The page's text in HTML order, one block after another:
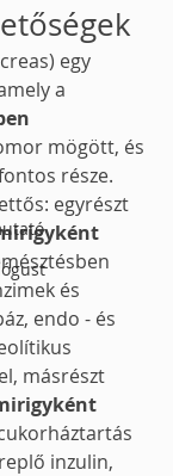
egy
a
mögött, és
része.
egyrészt
és
endo - és
másrészt
inzulin,